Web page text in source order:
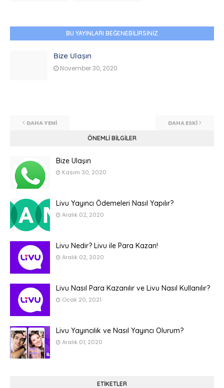
BU YAYINLARI BEĞENEBILIRSINIZ
Bize Ulaşın
November 30, 2020
DAHA YENI DAHA ESKI
ÖNEMLI BILGILER
Bize Ulaşın
Kasım 30, 2020
Livu Yayıncı Ödemeleri Nasıl Yapılır?
Aralık 02, 2020
Livu Nedir? Livu ile Para Kazan!
Aralık 02, 2020
Livu Nasıl Para Kazanılır ve Livu Nasıl Kullanılır?
Ocak 20, 2021
Livu Yayıncılık ve Nasıl Yayıncı Olurum?
Aralık 01, 2020
ETIKETLER